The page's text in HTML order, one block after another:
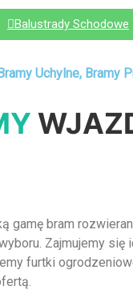
Balustrady Schodowe
Uchylne, Bramy
gamę bram
Zajmujemy się
furtki